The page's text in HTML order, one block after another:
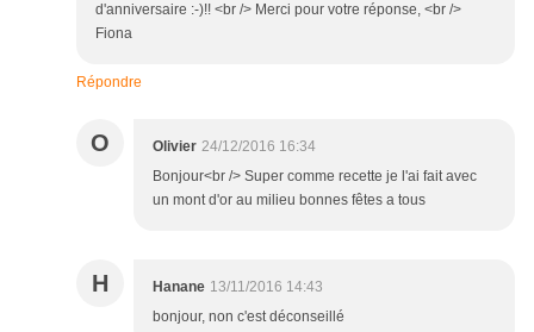
d'anniversaire :-)!! <br /> Merci pour votre réponse, <br />
Fiona
Répondre
O Olivier 24/12/2016 16:34
Bonjour<br /> Super comme recette je l'ai fait avec
un mont d'or au milieu bonnes fêtes a tous
H Hanane 13/11/2016 14:43
bonjour, non c'est déconseillé